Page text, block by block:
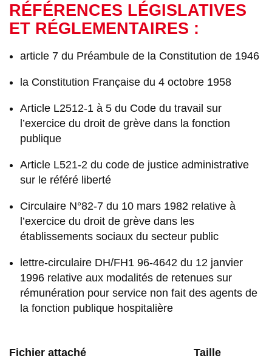
RÉFÉRENCES LÉGISLATIVES
ET RÉGLEMENTAIRES :
article 7 du Préambule de la Constitution de 1946
la Constitution Française du 4 octobre 1958
Article L2512-1 à 5 du Code du travail sur
l’exercice du droit de grève dans la fonction
publique
Article L521-2 du code de justice administrative
sur le référé liberté
Circulaire N°82‐7 du 10 mars 1982 relative à
l’exercice du droit de grève dans les
établissements sociaux du secteur public
lettre-circulaire DH/FH1 96-4642 du 12 janvier
1996 relative aux modalités de retenues sur
rémunération pour service non fait des agents de
la fonction publique hospitalière
Fichier attaché Taille